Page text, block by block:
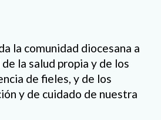
la comunidad diocesana a
la salud propia y de los
de fieles, y de los
y de cuidado de nuestra